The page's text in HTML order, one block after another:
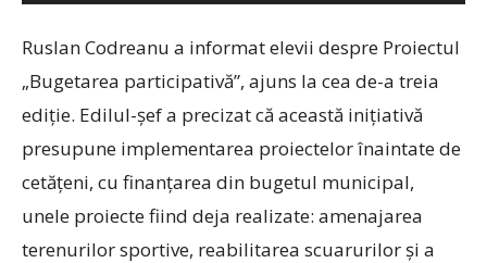
Ruslan Codreanu a informat elevii despre Proiectul
„Bugetarea participativă”, ajuns la cea de-a treia
ediție. Edilul-șef a precizat că această inițiativă
presupune implementarea proiectelor înaintate de
cetățeni, cu finanțarea din bugetul municipal,
unele proiecte fiind deja realizate: amenajarea
terenurilor sportive, reabilitarea scuarurilor și a